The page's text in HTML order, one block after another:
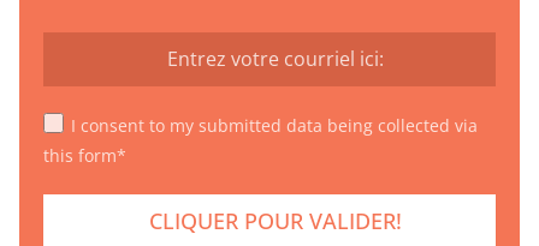
I consent to my submitted data being collected via
this form*